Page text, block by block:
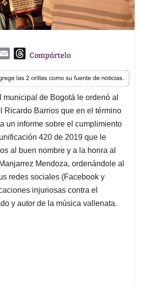
a
i
l
T
r
e
a
d
s
Compártelo
municipal de Bogotá le ordenó al
Ricardo Barrios que en el término
un informe sobre el cumplimiento
420 de 2019 que le
al buen nombre y a la honra al
Mendoza, ordenándole al
redes sociales (Facebook y
injuriosas contra el
y autor de la música vallenata.